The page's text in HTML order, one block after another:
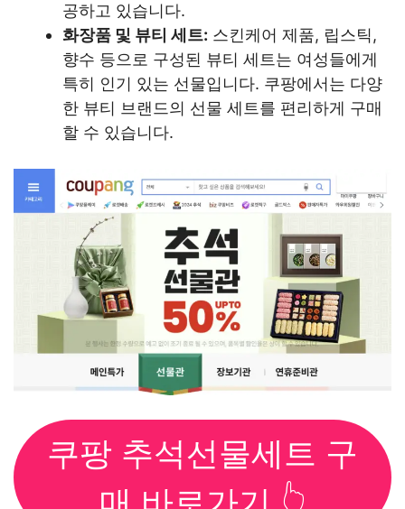
공하고 있습니다.
화장품 및 뷰티 세트: 스킨케어 제품, 립스틱,
향수 등으로 구성된 뷰티 세트는 여성들에게
특히 인기 있는 선물입니다. 쿠팡에서는 다양
한 뷰티 브랜드의 선물 세트를 편리하게 구매
할 수 있습니다.
쿠팡 추석선물세트 구